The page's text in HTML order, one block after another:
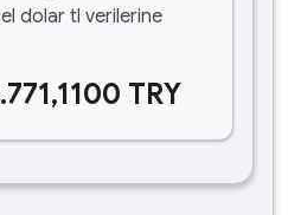
dolar tl verilerine
TRY